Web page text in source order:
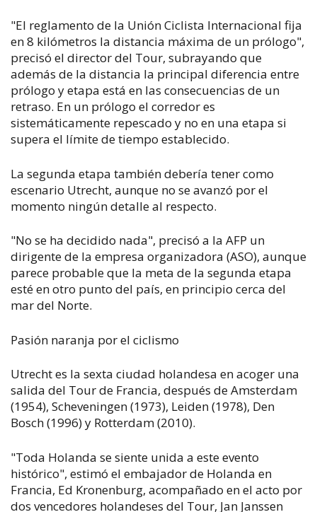
"El reglamento de la Unión Ciclista Internacional fija
en 8 kilómetros la distancia máxima de un prólogo",
precisó el director del Tour, subrayando que
además de la distancia la principal diferencia entre
prólogo y etapa está en las consecuencias de un
retraso. En un prólogo el corredor es
sistemáticamente repescado y no en una etapa si
supera el límite de tiempo establecido.
La segunda etapa también debería tener como
escenario Utrecht, aunque no se avanzó por el
momento ningún detalle al respecto.
"No se ha decidido nada", precisó a la AFP un
dirigente de la empresa organizadora (ASO), aunque
parece probable que la meta de la segunda etapa
esté en otro punto del país, en principio cerca del
mar del Norte.
Pasión naranja por el ciclismo
Utrecht es la sexta ciudad holandesa en acoger una
salida del Tour de Francia, después de Amsterdam
(1954), Scheveningen (1973), Leiden (1978), Den
Bosch (1996) y Rotterdam (2010).
"Toda Holanda se siente unida a este evento
histórico", estimó el embajador de Holanda en
Francia, Ed Kronenburg, acompañado en el acto por
dos vencedores holandeses del Tour, Jan Janssen